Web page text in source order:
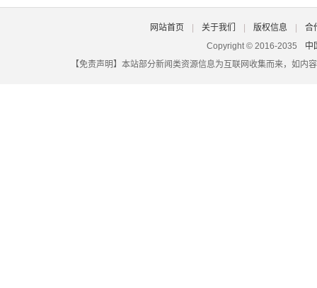
北京社保登录密码原始密码是什么,北京社保的初始账号密码是
自由职业者交社保多少钱一个月,自由职业者一年交社保多少钱
湖北省潜江市社保查询,潜江市社会养老保险查询
网站首页 关于我们 版权信息
合
Copyright © 2016-2035
中
【免责声明】本站部分新闻类资源信息为互联网收集而来，如